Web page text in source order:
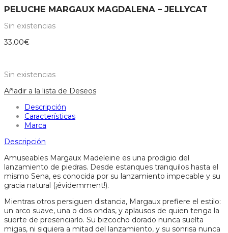
PELUCHE MARGAUX MAGDALENA – JELLYCAT
Sin existencias
33,00€
Sin existencias
Añadir a la lista de Deseos
Descripción
Características
Marca
Descripción
Amuseables Margaux Madeleine es una prodigio del
lanzamiento de piedras. Desde estanques tranquilos hasta el
mismo Sena, es conocida por su lanzamiento impecable y su
gracia natural (¡évidemment!).
Mientras otros persiguen distancia, Margaux prefiere el estilo:
un arco suave, una o dos ondas, y aplausos de quien tenga la
suerte de presenciarlo. Su bizcocho dorado nunca suelta
migas, ni siquiera a mitad del lanzamiento, y su sonrisa nunca